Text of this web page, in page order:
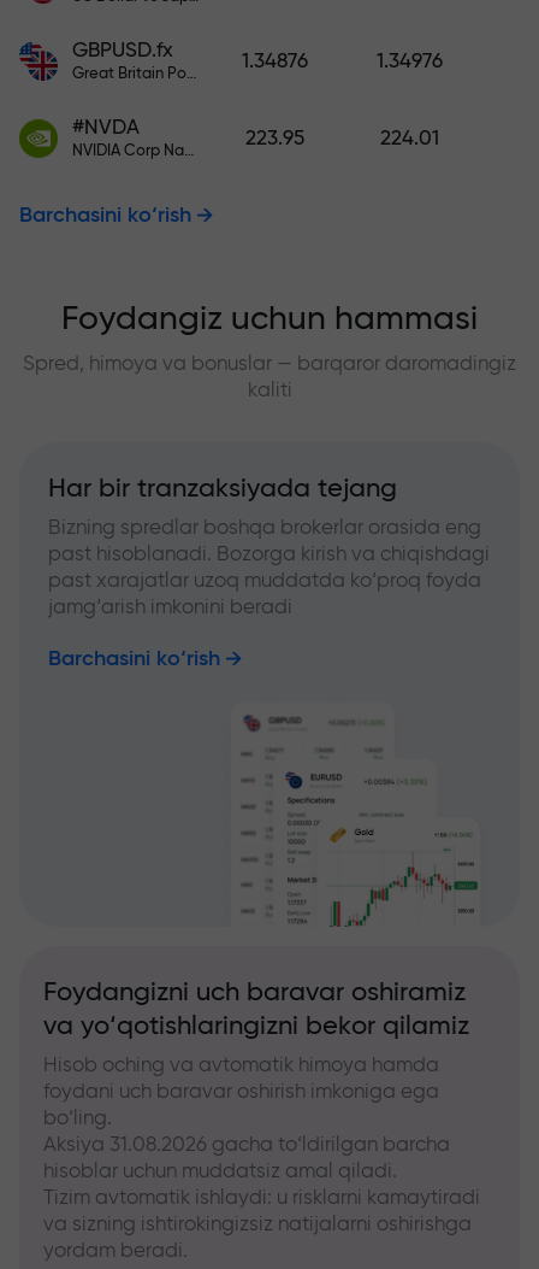
GBPUSD.fx
Great Britain Pound vs US Dollar
1.34876 1.34976
#NVDA
NVIDIA Corp Nasdaq Stock Exchange (Nasdaq) USD
223.95 224.01
Barchasini ko‘rish
Foydangiz uchun hammasi
Spred, himoya va bonuslar — barqaror daromadingiz
kaliti
Har bir tranzaksiyada tejang
Bizning spredlar boshqa brokerlar orasida eng
past hisoblanadi. Bozorga kirish va chiqishdagi
past xarajatlar uzoq muddatda ko‘proq foyda
jamg‘arish imkonini beradi
Barchasini ko‘rish
Foydangizni uch baravar oshiramiz
va yo‘qotishlaringizni bekor qilamiz
Hisob oching va avtomatik himoya hamda
foydani uch baravar oshirish imkoniga ega
bo‘ling.
Aksiya 31.08.2026 gacha to‘ldirilgan barcha
hisoblar uchun muddatsiz amal qiladi.
Tizim avtomatik ishlaydi: u risklarni kamaytiradi
va sizning ishtirokingizsiz natijalarni oshirishga
yordam beradi.